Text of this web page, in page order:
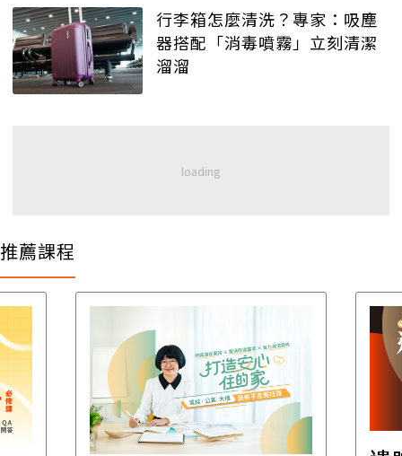
行李箱怎麼清洗？專家：吸塵
器搭配「消毒噴霧」立刻清潔
溜溜
推薦課程